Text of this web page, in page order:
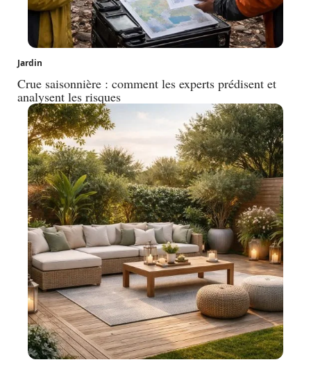
Jardin
Crue saisonnière : comment les experts prédisent et
analysent les risques